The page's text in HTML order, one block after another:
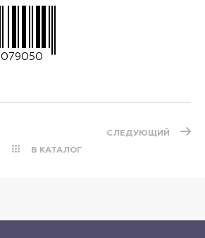
079050
В КАТАЛОГ
СЛЕДУЮЩИЙ